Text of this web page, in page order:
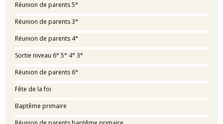
Réunion de parents 5°
Réunion de parents 3°
Réunion de parents 4°
Sortie niveau 6° 5° 4° 3°
Réunion de parents 6°
Fête de la foi
Baptême primaire